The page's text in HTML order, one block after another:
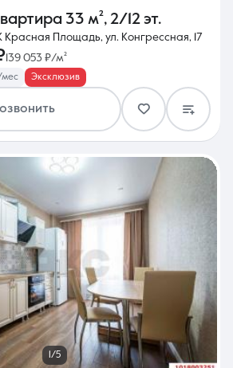
33 м², 2/12 эт.
Площадь, ул. Конгрессная, 17
139 053 ₽/м²
мес Эксклюзив
1/5